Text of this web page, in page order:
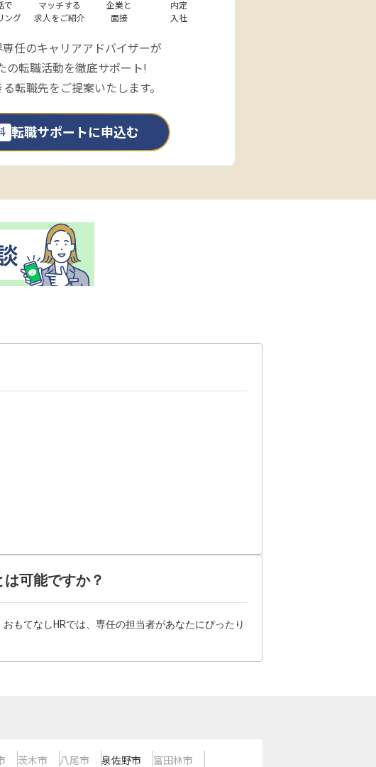
で
ング
マッチする
求人をご紹介
企業と
面接
内定
入社
任のキャリアアドバイザーが
の転職活動を徹底サポート!
転職先をご提案いたします。
転職サポートに申込む
可能ですか？
もてなしHRでは、専任の担当者があなたにぴったり
茨木市 八尾市 泉佐野市
富田林市